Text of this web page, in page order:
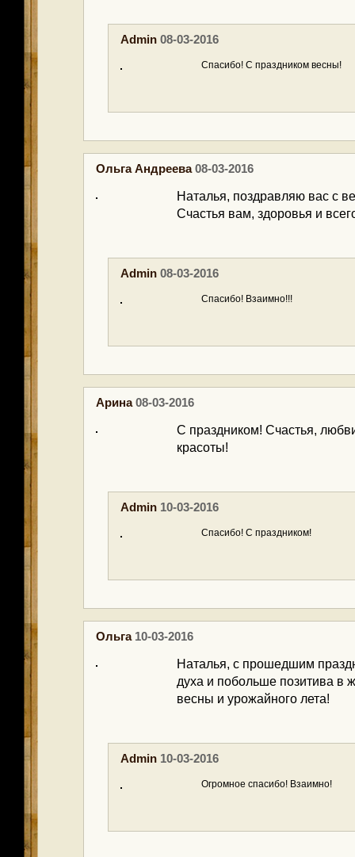
Admin 08-03-2016
Спасибо! С праздником весны!
Ольга Андреева08-03-2016
Наталья, поздравляю вас с
Счастья вам, здоровья и
Admin 08-03-2016
Спасибо! Взаимно!!!
Арина08-03-2016
С праздником! Счастья,
красоты!
Admin 10-03-2016
Спасибо! С праздником!
Ольга10-03-2016
Наталья, с прошедшим
духа и побольше позитива в
весны и урожайного лета!
Admin 10-03-2016
Огромное спасибо! Взаимно!